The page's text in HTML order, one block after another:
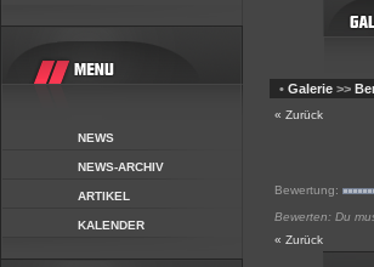
NEWS
NEWS-ARCHIV
ARTIKEL
KALENDER
• Galerie >>
« Zurück
Bewertung:
Bewerten: Du
« Zurück